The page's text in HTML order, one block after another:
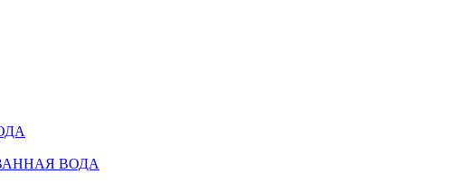
ВОДА